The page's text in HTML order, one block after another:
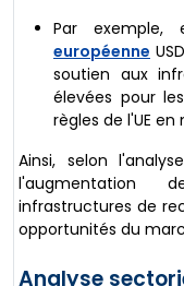
Par exemple,
européenne
soutien aux
élevées pour
règles de l'UE
Ainsi, selon
l'augmentation
infrastructures de
opportunités du
Analyse